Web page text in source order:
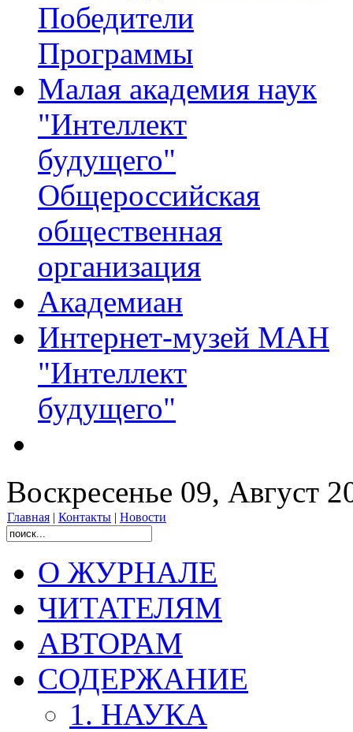
Победители
Программы
Малая академия наук
"Интеллект
будущего"
Общероссийская
общественная
организация
Академиан
Интернет-музей МАН
"Интеллект
будущего"
Воскресенье 09, Август
Главная | Контакты | Новости
О ЖУРНАЛЕ
ЧИТАТЕЛЯМ
АВТОРАМ
СОДЕРЖАНИЕ
1. НАУКА